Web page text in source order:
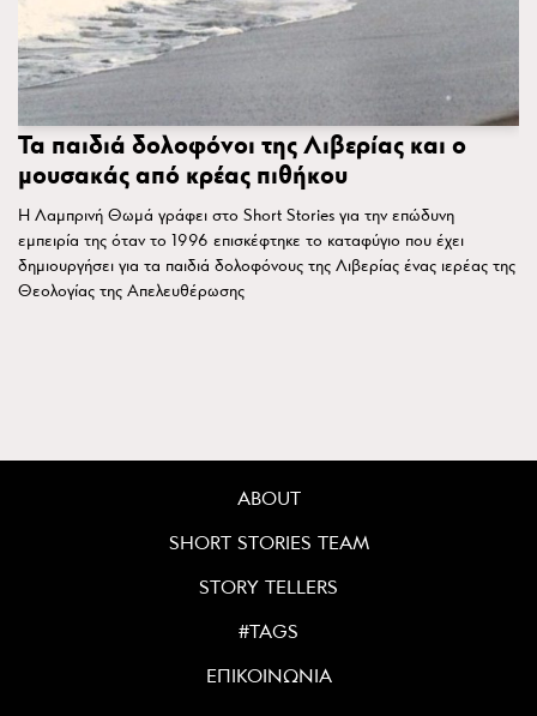
Τα παιδιά δολοφόνοι της Λιβερίας και ο
μουσακάς από κρέας πιθήκου
Η Λαμπρινή Θωμά γράφει στο Short Stories για την επώδυνη
εμπειρία της όταν το 1996 επισκέφτηκε το καταφύγιο που έχει
δημιουργήσει για τα παιδιά δολοφόνους της Λιβερίας ένας ιερέας της
Θεολογίας της Απελευθέρωσης
ABOUT
SHORT STORIES TEAM
STORY TELLERS
#TAGS
ΕΠΙΚΟΙΝΩΝΙΑ